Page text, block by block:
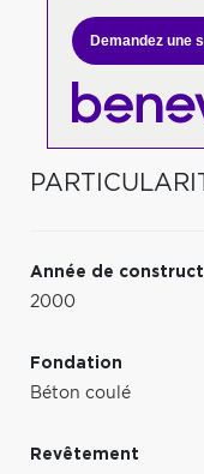
Demandez une
Année de
2000
Fondation
Béton coulé
Revêtement